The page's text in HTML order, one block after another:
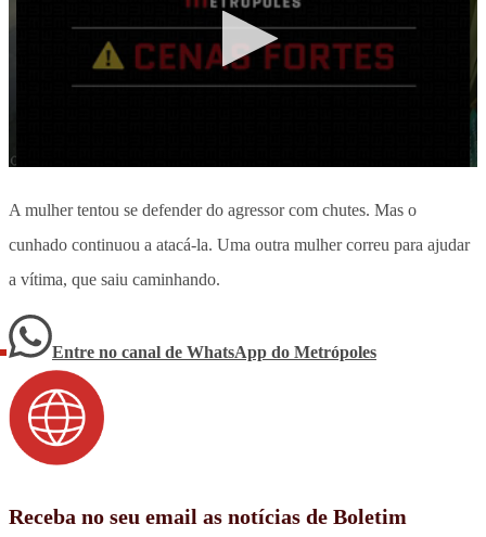
A mulher tentou se defender do agressor com chutes. Mas o
cunhado continuou a atacá-la. Uma outra mulher correu para ajudar
a vítima, que saiu caminhando.
Entre no canal de WhatsApp do Metrópoles
Receba no seu email as notícias de Boletim